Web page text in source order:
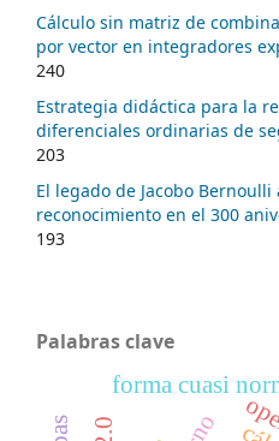
Cálculo sin matriz de
por vector en integradores
240
Estrategia didáctica para la
diferenciales ordinarias de
203
El legado de Jacobo
reconocimiento en el 300
193
Palabras clave
forma cuasi